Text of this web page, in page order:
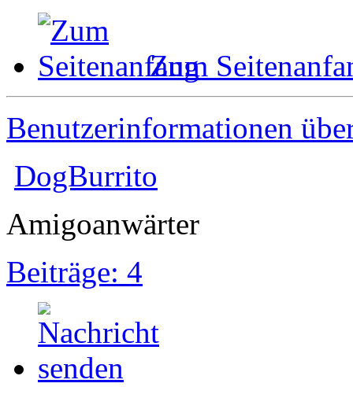
Zum
Benutzerinformationen
DogBurrito
Amigoanwärter
Beiträge: 4